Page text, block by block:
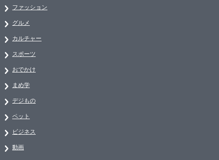
ファッション
グルメ
カルチャー
スポーツ
おでかけ
まめ学
デジもの
ペット
ビジネス
動画